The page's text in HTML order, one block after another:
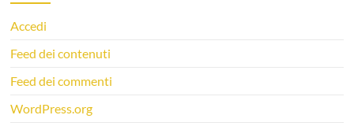
Accedi
Feed dei contenuti
Feed dei commenti
WordPress.org